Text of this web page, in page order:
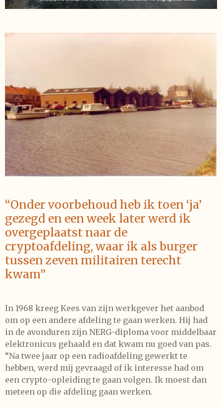
“Onder voorbehoud heb ik toen ‘ja’
gezegd en een week later werd ik
overgeplaatst naar de
cryptoafdeling, waar ik als burger
tussen zeven militairen terecht
kwam”
In 1968 kreeg Kees van zijn werkgever het aanbod
om op een andere afdeling te gaan werken. Hij had
in de avonduren zijn NERG-diploma voor middelbaar
elektronicus gehaald en dat kwam nu goed van pas.
“Na twee jaar op een radioafdeling gewerkt te
hebben, werd mij gevraagd of ik interesse had om
een crypto-opleiding te gaan volgen. Ik moest dan
meteen op die afdeling gaan werken.